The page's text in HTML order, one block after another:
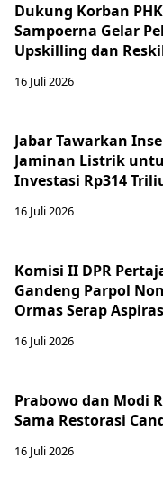
Dukung Korban
Sampoerna Gelar
Upskilling dan
16 Juli 2026
Jabar Tawarkan
Jaminan Listrik
Investasi Rp314
16 Juli 2026
Komisi II DPR
Gandeng Parpol
Ormas Serap
16 Juli 2026
Prabowo dan Modi
Sama Restorasi
16 Juli 2026